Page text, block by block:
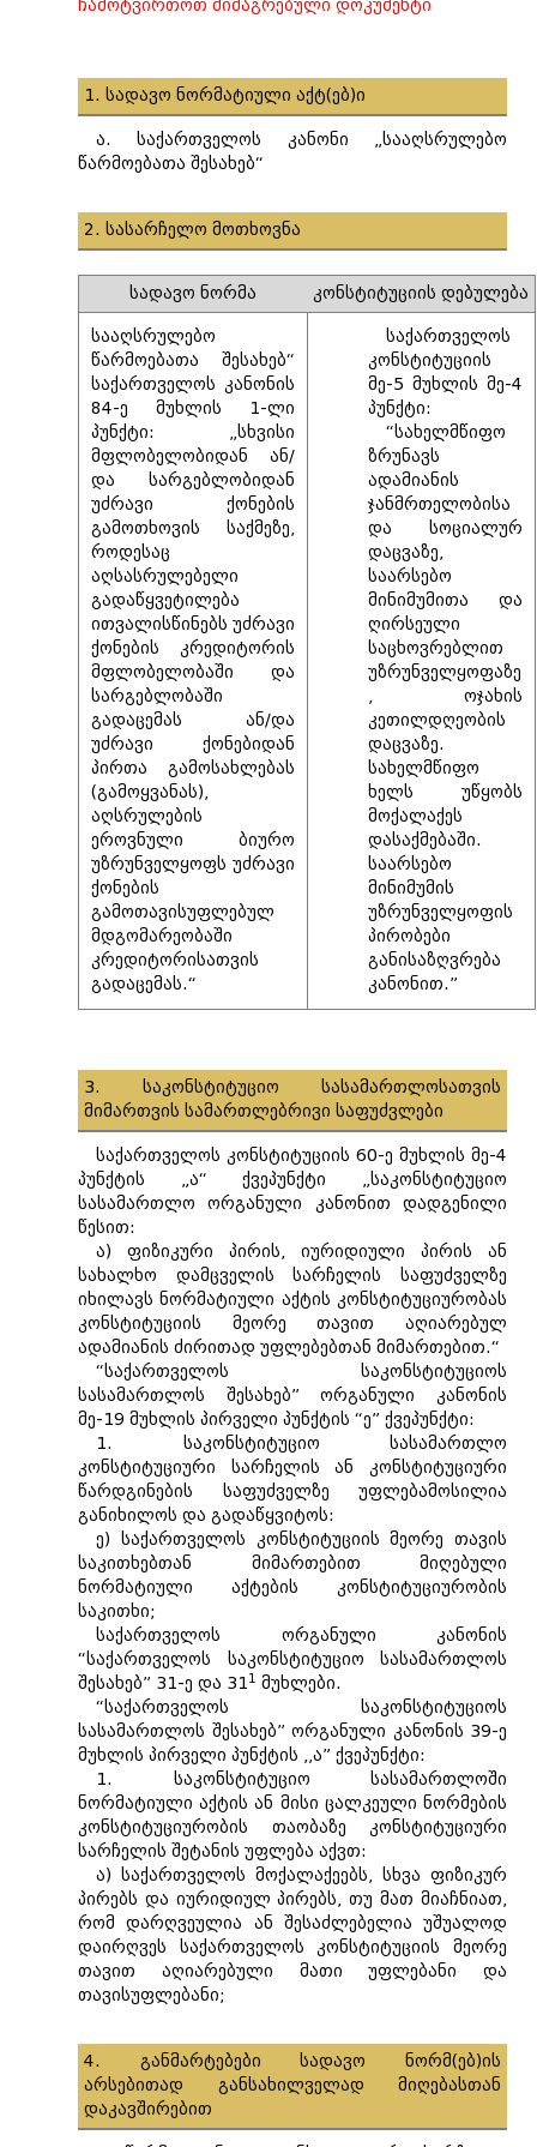
ჩამოტვირთოთ მიმაგრებული დოკუმენტი
1. სადავო ნორმატიული აქტ(ებ)ი
ა. საქართველოს კანონი „სააღსრულებო
წარმოებათა შესახებ“
2. სასარჩელო მოთხოვნა
სადავო ნორმა კონსტიტუციის დებულება
სააღსრულებო
წარმოებათა შესახებ“
საქართველოს კანონის
84-ე მუხლის 1-ლი
პუნქტი: „სხვისი
მფლობელობიდან ან/
და სარგებლობიდან
უძრავი ქონების
გამოთხოვის საქმეზე,
როდესაც
აღსასრულებელი
გადაწყვეტილება
ითვალისწინებს უძრავი
ქონების კრედიტორის
მფლობელობაში და
სარგებლობაში
გადაცემას ან/და
უძრავი ქონებიდან
პირთა გამოსახლებას
(გამოყვანას),
აღსრულების
ეროვნული ბიურო
უზრუნველყოფს უძრავი
ქონების
გამოთავისუფლებულ
მდგომარეობაში
კრედიტორისათვის
გადაცემას.“
საქართველოს
კონსტიტუციის
მე-5 მუხლის მე-4
პუნქტი:
“სახელმწიფო
ზრუნავს
ადამიანის
ჯანმრთელობისა
და სოციალურ
დაცვაზე,
საარსებო
მინიმუმითა და
ღირსეული
საცხოვრებლით
უზრუნველყოფაზე
, ოჯახის
კეთილდღეობის
დაცვაზე.
სახელმწიფო
ხელს უწყობს
მოქალაქეს
დასაქმებაში.
საარსებო
მინიმუმის
უზრუნველყოფის
პირობები
განისაზღვრება
კანონით.”
3. საკონსტიტუციო სასამართლოსათვის
მიმართვის სამართლებრივი საფუძვლები
საქართველოს კონსტიტუციის 60-ე მუხლის მე-4
პუნქტის „ა“ ქვეპუნქტი „საკონსტიტუციო
სასამართლო ორგანული კანონით დადგენილი
წესით:
ა) ფიზიკური პირის, იურიდიული პირის ან
სახალხო დამცველის სარჩელის საფუძველზე
იხილავს ნორმატიული აქტის კონსტიტუციურობას
კონსტიტუციის მეორე თავით აღიარებულ
ადამიანის ძირითად უფლებებთან მიმართებით.“
“საქართველოს საკონსტიტუციოს
სასამართლოს შესახებ” ორგანული კანონის
მე-19 მუხლის პირველი პუნქტის “ე” ქვეპუნქტი:
1. საკონსტიტუციო სასამართლო
კონსტიტუციური სარჩელის ან კონსტიტუციური
წარდგინების საფუძველზე უფლებამოსილია
განიხილოს და გადაწყვიტოს:
ე) საქართველოს კონსტიტუციის მეორე თავის
საკითხებთან მიმართებით მიღებული
ნორმატიული აქტების კონსტიტუციურობის
საკითხი;
საქართველოს ორგანული კანონის
“საქართველოს საკონსტიტუციო სასამართლოს
შესახებ” 31-ე და 311 მუხლები.
“საქართველოს საკონსტიტუციოს
სასამართლოს შესახებ” ორგანული კანონის 39-ე
მუხლის პირველი პუნქტის ,,ა” ქვეპუნქტი:
1. საკონსტიტუციო სასამართლოში
ნორმატიული აქტის ან მისი ცალკეული ნორმების
კონსტიტუციურობის თაობაზე კონსტიტუციური
სარჩელის შეტანის უფლება აქვთ:
ა) საქართველოს მოქალაქეებს, სხვა ფიზიკურ
პირებს და იურიდიულ პირებს, თუ მათ მიაჩნიათ,
რომ დარღვეულია ან შესაძლებელია უშუალოდ
დაირღვეს საქართველოს კონსტიტუციის მეორე
თავით აღიარებული მათი უფლებანი და
თავისუფლებანი;
4. განმარტებები სადავო ნორმ(ებ)ის
არსებითად განსახილველად მიღებასთან
დაკავშირებით